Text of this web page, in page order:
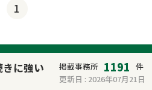
1
に強い
掲載事務所 1191 件
更新日 : 2026年07月21日